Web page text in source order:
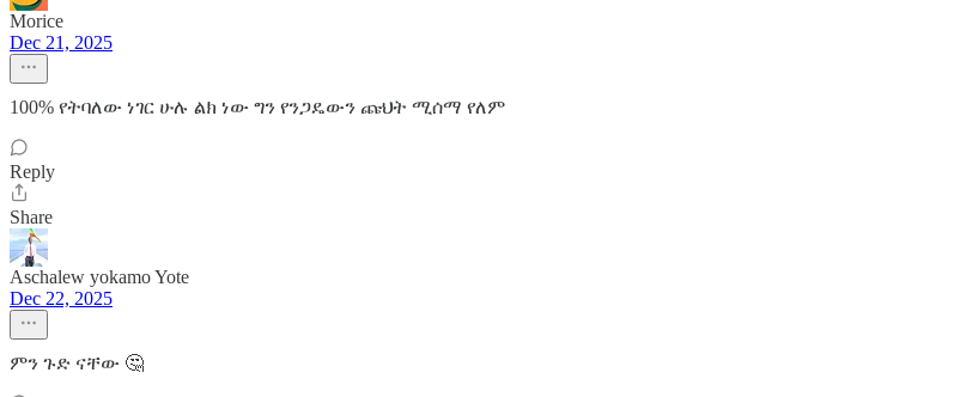
Morice
Dec 21, 2025
100% የትባለው ነገር ሁሉ ልክ ነው ግን የንጋዴውን ጩህት ሚሰማ የለም
Reply
Share
Aschalew yokamo Yote
Dec 22, 2025
ምን ጉድ ናቸው 🤔